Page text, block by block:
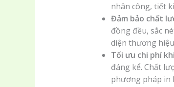
nhân công, tiết
Đảm bảo chất
đồng đều, sắc
diện thương
Tối ưu chi phí
đáng kể. Chất
phương pháp in